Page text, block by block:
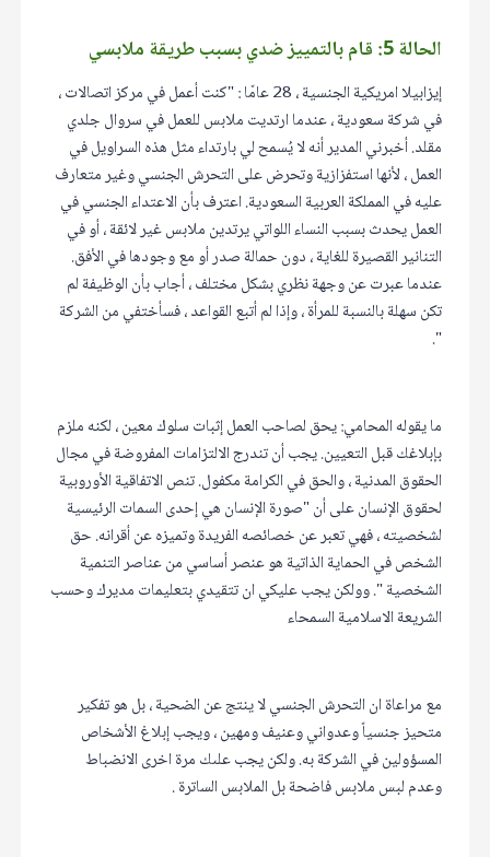
الحالة 5: قام بالتمييز ضدي بسبب طريقة ملابسي
إيزابيلا امريكية الجنسية ، 28 عامًا : "كنت أعمل في مركز اتصالات ،
في شركة سعودية ، عندما ارتديت ملابس للعمل في سروال جلدي
مقلد. أخبرني المدير أنه لا يُسمح لي بارتداء مثل هذه السراويل في
العمل ، لأنها استفزازية وتحرض على التحرش الجنسي وغير متعارف
عليه في المملكة العربية السعودية. اعترف بأن الاعتداء الجنسي في
العمل يحدث بسبب النساء اللواتي يرتدين ملابس غير لائقة ، أو في
التنانير القصيرة للغاية ، دون حمالة صدر أو مع وجودها في الأفق.
عندما عبرت عن وجهة نظري بشكل مختلف ، أجاب بأن الوظيفة لم
تكن سهلة بالنسبة للمرأة ، وإذا لم أتبع القواعد ، فسأختفي من الشركة
".
ما يقوله المحامي: يحق لصاحب العمل إثبات سلوك معين ، لكنه ملزم
بإبلاغك قبل التعيين. يجب أن تندرج الالتزامات المفروضة في مجال
الحقوق المدنية ، والحق في الكرامة مكفول. تنص الاتفاقية الأوروبية
لحقوق الإنسان على أن "صورة الإنسان هي إحدى السمات الرئيسية
لشخصيته ، فهي تعبر عن خصائصه الفريدة وتميزه عن أقرانه. حق
الشخص في الحماية الذاتية هو عنصر أساسي من عناصر التنمية
الشخصية ". وولكن يجب عليكي ان تتقيدي بتعليمات مديرك وحسب
الشريعة الاسلامية السمحاء
مع مراعاة ان التحرش الجنسي لا ينتج عن الضحية ، بل هو تفكير
متحيز جنسياً وعدواني وعنيف ومهين ، ويجب إبلاغ الأشخاص
المسؤولين في الشركة به. ولكن يجب علىك مرة اخرى الانضباط
وعدم لبس ملابس فاضحة بل الملابس الساترة .